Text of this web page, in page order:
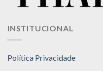
INSTITUCIONAL
Política Privacidade